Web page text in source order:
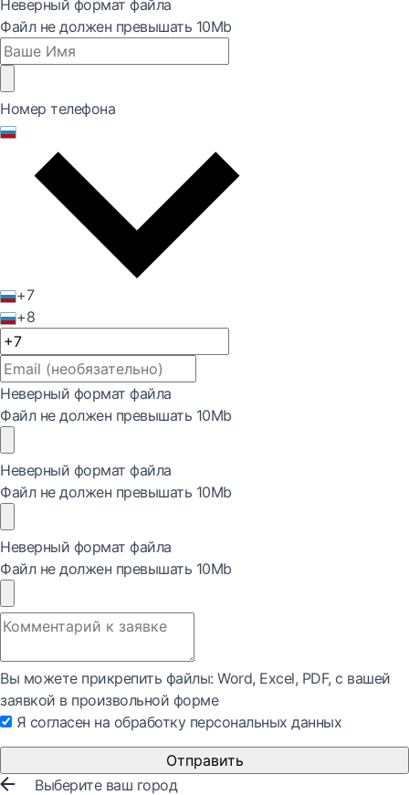
Неверный формат файла
Файл не должен превышать 10Mb
Номер телефона
+7
+8
Неверный формат файла
Файл не должен превышать 10Mb
Неверный формат файла
Файл не должен превышать 10Mb
Неверный формат файла
Файл не должен превышать 10Mb
Вы можете прикрепить файлы: Word, Exсel, PDF, с вашей
заявкой в произвольной форме
Я согласен на обработку персональных данных
Отправить
Выберите ваш город